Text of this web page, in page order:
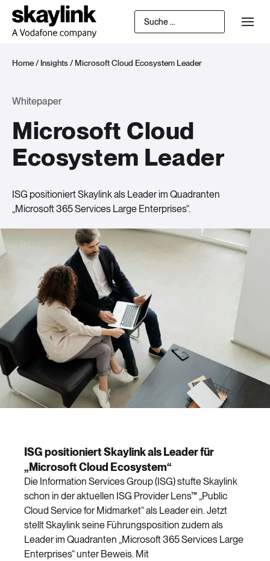
Home/ Insights/ Microsoft Cloud Ecosystem Leader
Whitepaper
Microsoft Cloud
Ecosystem Leader
ISG positioniert Skaylink als Leader im Quadranten
„Microsoft 365 Services Large Enterprises“.
ISG positioniert Skaylink als Leader für
„Microsoft Cloud Ecosystem“
Die Information Services Group (ISG) stufte Skaylink
schon in der aktuellen ISG Provider Lens™ „Public
Cloud Service for Midmarket“ als Leader ein. Jetzt
stellt Skaylink seine Führungsposition zudem als
Leader im Quadranten „Microsoft 365 Services Large
Enterprises“ unter Beweis. Mit